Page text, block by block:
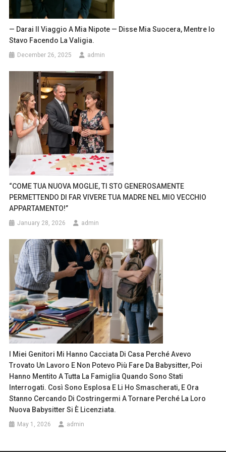
— Darai Il Viaggio A Mia Nipote — Disse Mia Suocera, Mentre Io
Stavo Facendo La Valigia.
December 26, 2025 admin
“COME TUA NUOVA MOGLIE, TI STO GENEROSAMENTE
PERMETTENDO DI FAR VIVERE TUA MADRE NEL MIO VECCHIO
APPARTAMENTO!”
January 28, 2026 admin
I Miei Genitori Mi Hanno Cacciata Di Casa Perché Avevo
Trovato Un Lavoro E Non Potevo Più Fare Da Babysitter, Poi
Hanno Mentito A Tutta La Famiglia Quando Sono Stati
Interrogati. Così Sono Esplosa E Li Ho Smascherati, E Ora
Stanno Cercando Di Costringermi A Tornare Perché La Loro
Nuova Babysitter Si È Licenziata.
May 1, 2026 admin